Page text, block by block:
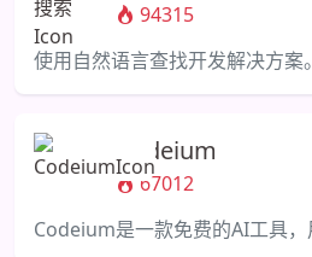
94315
使用自然语言查找开发解决方案。
Codeium
67012